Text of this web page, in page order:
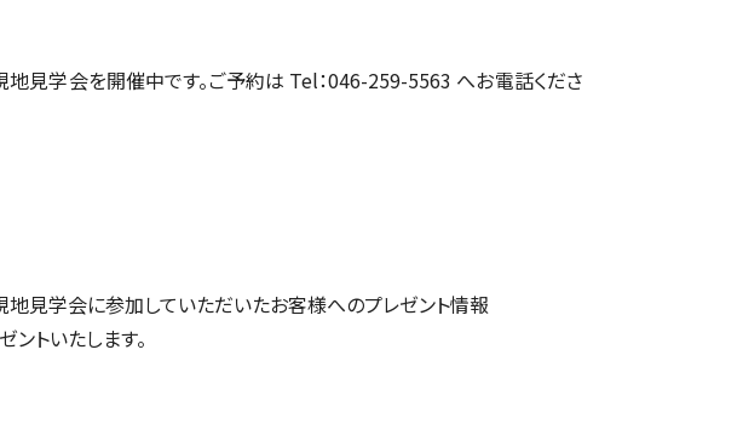
地見学会を開催中です。ご予約は Tel：046-259-5563 へお電話くださ
地見学会に参加していただいたお客様へのプレゼント情報
トいたします。